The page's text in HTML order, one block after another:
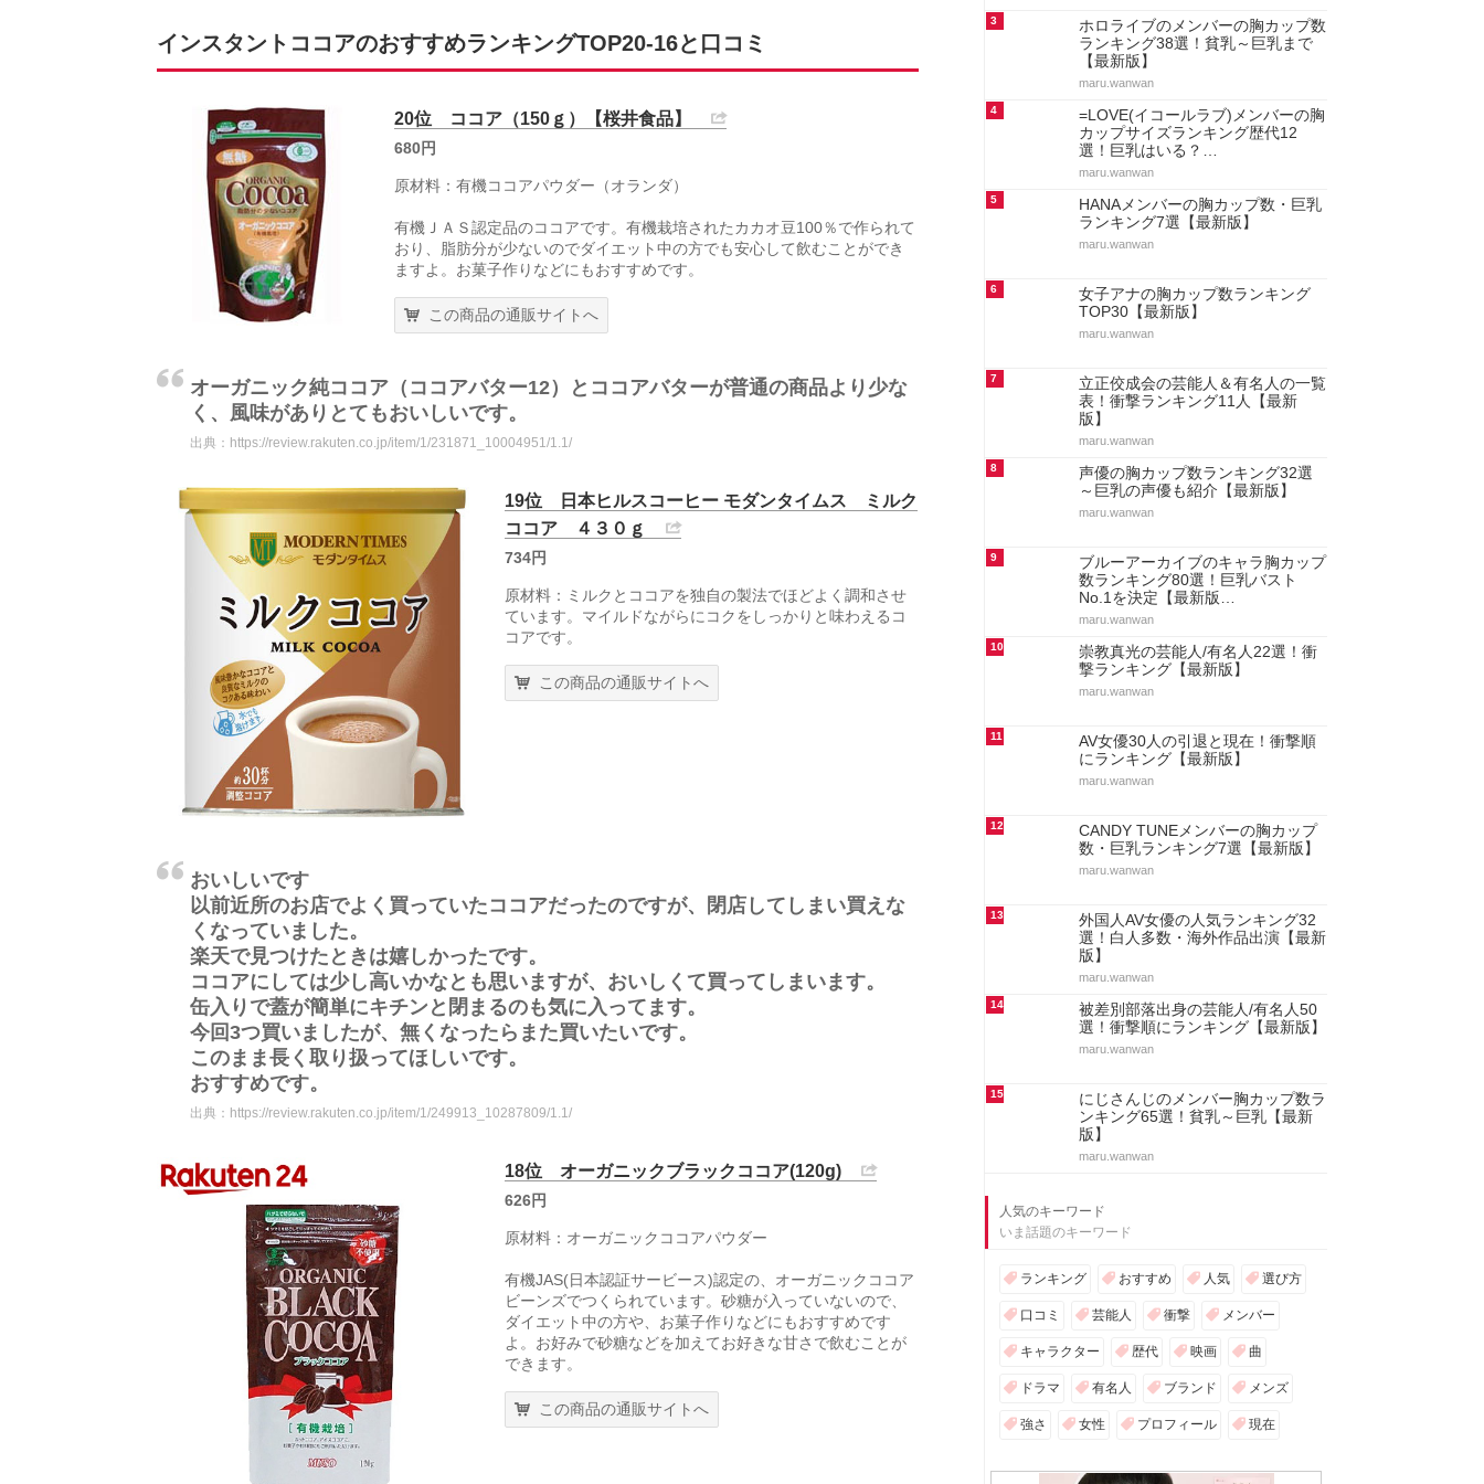
インスタントココアのおすすめランキングTOP20-16と口コミ
20位 ココア（150ｇ）【桜井食品】
680円
原材料：有機ココアパウダー（オランダ）
有機ＪＡＳ認定品のココアです。有機栽培されたカカオ豆100％で作られて
おり、脂肪分が少ないのでダイエット中の方でも安心して飲むことができ
ますよ。お菓子作りなどにもおすすめです。
この商品の通販サイトへ
オーガニック純ココア（ココアバター12）とココアバターが普通の商品より少な
く、風味がありとてもおいしいです。
出典： https://review.rakuten.co.jp/item/1/231871_10004951/1.1/
19位 日本ヒルスコーヒー モダンタイムス ミルク
ココア ４３０ｇ
734円
原材料：ミルクとココアを独自の製法でほどよく調和させ
ています。マイルドながらにコクをしっかりと味わえるコ
コアです。
この商品の通販サイトへ
おいしいです
以前近所のお店でよく買っていたココアだったのですが、閉店してしまい買えな
くなっていました。
楽天で見つけたときは嬉しかったです。
ココアにしては少し高いかなとも思いますが、おいしくて買ってしまいます。
缶入りで蓋が簡単にキチンと閉まるのも気に入ってます。
今回3つ買いましたが、無くなったらまた買いたいです。
このまま長く取り扱ってほしいです。
おすすめです。
出典： https://review.rakuten.co.jp/item/1/249913_10287809/1.1/
18位 オーガニックブラックココア(120g)
626円
原材料：オーガニックココアパウダー
有機JAS(日本認証サービース)認定の、オーガニックココア
ビーンズでつくられています。砂糖が入っていないので、
ダイエット中の方や、お菓子作りなどにもおすすめです
よ。お好みで砂糖などを加えてお好きな甘さで飲むことが
できます。
この商品の通販サイトへ
3
ホロライブのメンバーの胸カップ数
ランキング38選！貧乳～巨乳まで
【最新版】
maru.wanwan
4
=LOVE(イコールラブ)メンバーの胸
カップサイズランキング歴代12
選！巨乳はいる？…
maru.wanwan
5
HANAメンバーの胸カップ数・巨乳
ランキング7選【最新版】
maru.wanwan
6
女子アナの胸カップ数ランキング
TOP30【最新版】
maru.wanwan
7
立正佼成会の芸能人＆有名人の一覧
表！衝撃ランキング11人【最新
版】
maru.wanwan
8
声優の胸カップ数ランキング32選
～巨乳の声優も紹介【最新版】
maru.wanwan
9
ブルーアーカイブのキャラ胸カップ
数ランキング80選！巨乳バスト
No.1を決定【最新版…
maru.wanwan
10
崇教真光の芸能人/有名人22選！衝
撃ランキング【最新版】
maru.wanwan
11
AV女優30人の引退と現在！衝撃順
にランキング【最新版】
maru.wanwan
12
CANDY TUNEメンバーの胸カップ
数・巨乳ランキング7選【最新版】
maru.wanwan
13
外国人AV女優の人気ランキング32
選！白人多数・海外作品出演【最新
版】
maru.wanwan
14
被差別部落出身の芸能人/有名人50
選！衝撃順にランキング【最新版】
maru.wanwan
15
にじさんじのメンバー胸カップ数ラ
ンキング65選！貧乳～巨乳【最新
版】
maru.wanwan
人気のキーワード
いま話題のキーワード
ランキング おすすめ 人気 選び方
口コミ 芸能人 衝撃 メンバー
キャラクター 歴代 映画 曲
ドラマ 有名人 ブランド メンズ
強さ 女性 プロフィール 現在